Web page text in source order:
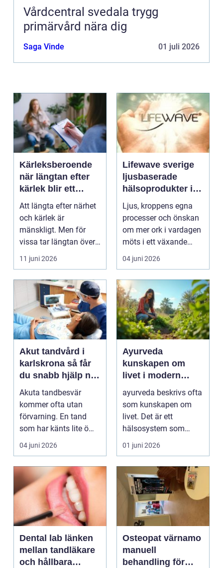
Vårdcentral svedala trygg
primärvård nära dig
Saga Vinde 01 juli 2026
Kärleksberoende
när längtan efter
kärlek blir ett
beroende
Att längta efter närhet
och kärlek är
mänskligt. Men för
vissa tar längtan över
helt. Relationer, fö...
11 juni 2026
Lifewave sverige
ljusbaserade
hälsoprodukter i
fokus
Ljus, kroppens egna
processer och önskan
om mer ork i vardagen
möts i ett växande
intresse för fotot...
04 juni 2026
Akut tandvård i
karlskrona så får
du snabb hjälp när
tanden krisar
Akuta tandbesvär
kommer ofta utan
förvarning. En tand
som har känts lite öm
kan plötsligt göra så
on...
04 juni 2026
Ayurveda
kunskapen om
livet i modern
vardag
ayurveda beskrivs ofta
som kunskapen om
livet. Det är ett
hälsosystem som
betonar balans, helhet
och...
01 juni 2026
Dental lab länken
mellan tandläkare
och hållbara
Osteopat värnamo
manuell
behandling för